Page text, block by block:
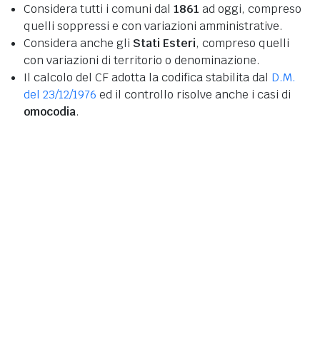
Considera tutti i comuni dal 1861 ad oggi, compreso
quelli soppressi e con variazioni amministrative.
Considera anche gli Stati Esteri, compreso quelli
con variazioni di territorio o denominazione.
Il calcolo del CF adotta la codifica stabilita dal D.M.
del 23/12/1976 ed il controllo risolve anche i casi di
omocodia.